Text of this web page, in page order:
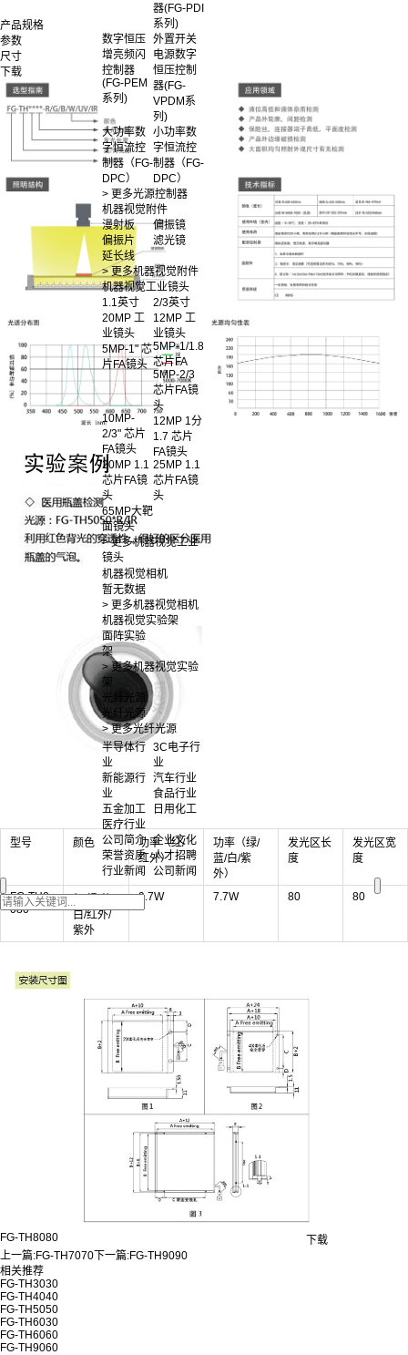
器(FG-PDI
系列)
数字恒压
增亮频闪
控制器
(FG-PEM
系列)
外置开关
电源数字
恒压控制
器(FG-
VPDM系
列)
大功率数
字恒流控
制器（FG-
DPC）
小功率数
字恒流控
制器（FG-
DPC）
> 更多光源控制器
机器视觉附件
漫射板
偏振镜
偏振片
滤光镜
延长线
> 更多机器视觉附件
机器视觉工业镜头
1.1英寸
20MP 工
业镜头
2/3英寸
12MP 工
业镜头
5MP-1" 芯
片FA镜头
5MP-1/1.8
芯片FA
5MP-2/3
芯片FA镜
头
10MP-
2/3" 芯片
FA镜头
12MP 1分
1.7 芯片
FA镜头
20MP 1.1
芯片FA镜
头
25MP 1.1
芯片FA镜
头
65MP大靶
面镜头
> 更多机器视觉工业
镜头
机器视觉相机
暂无数据
> 更多机器视觉相机
机器视觉实验架
面阵实验
架
> 更多机器视觉实验
架
光纤光源
光纤光源
> 更多光纤光源
半导体行
业
3C电子行
业
新能源行
业
汽车行业
食品行业
五金加工
日用化工
医疗行业
公司简介 企业文化
荣誉资质 人才招聘
行业新闻
公司新闻
产品规格
参数
尺寸
下载
型号 颜色
功率（红/
红外）
功率（绿/
蓝/白/紫
外）
发光区长
度
发光区宽
度
FG-TH8
080
白/红外/
紫外
9.7W 7.7W 80 80
FG-TH8080
下载
上一篇:FG-TH7070下一篇:FG-TH9090
相关推荐
FG-TH3030
FG-TH4040
FG-TH5050
FG-TH6030
FG-TH6060
FG-TH9060